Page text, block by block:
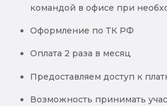
командой в офисе при
Оформление по ТК РФ
Оплата 2 раза в месяц
Предоставляем доступ к
Возможность принимать